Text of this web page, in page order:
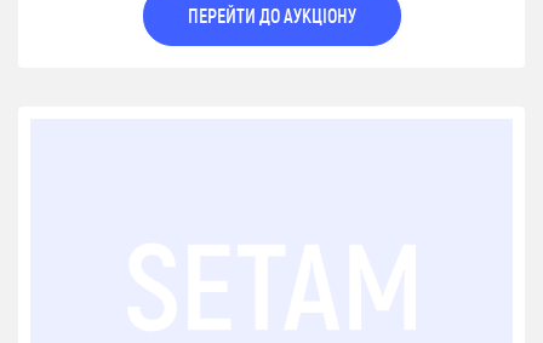
ПЕРЕЙТИ ДО АУКЦІОНУ